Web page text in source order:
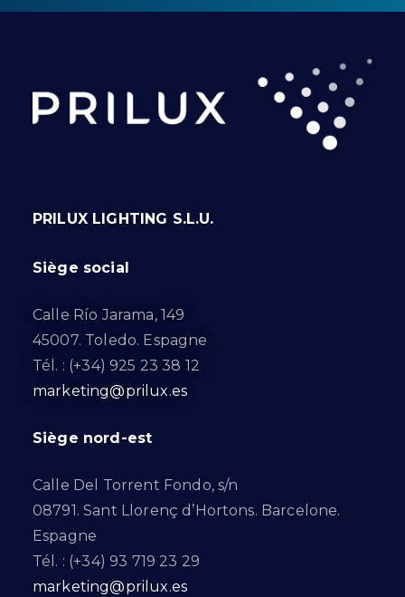
PRILUX LIGHTING S.L.U.
Siège social
Calle Río Jarama, 149
45007. Toledo. Espagne
Tél. : (+34) 925 23 38 12
marketing@prilux.es
Siège nord-est
Calle Del Torrent Fondo, s/n
08791. Sant Llorenç d’Hortons. Barcelone.
Espagne
Tél. : (+34) 93 719 23 29
marketing@prilux.es